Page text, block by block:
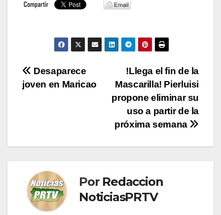
Navegación
de
!Llega el fin de la
Mascarilla! Pierluisi
propone eliminar su
uso a partir de la
próxima semana
Desaparece
joven en Maricao
Por Redaccion
NoticiasPRTV